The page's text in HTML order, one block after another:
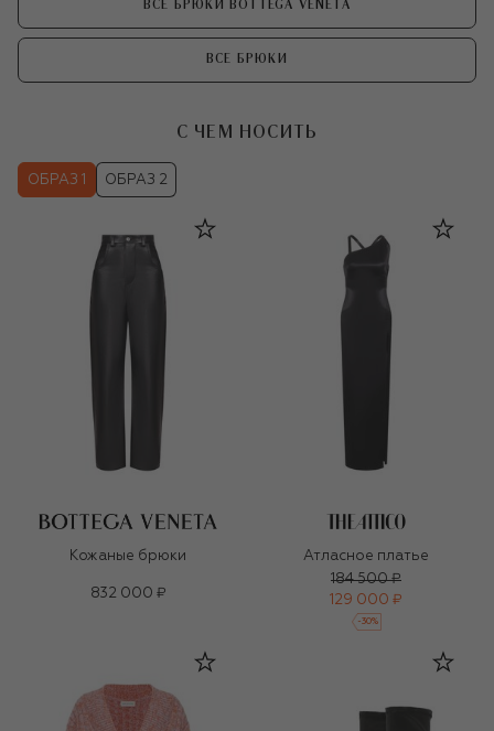
ВСЕ БРЮКИ BOTTEGA VENETA
ВСЕ БРЮКИ
С ЧЕМ НОСИТЬ
ОБРАЗ 1 ОБРАЗ 2
Кожаные брюки
832 000 ₽
Атласное платье
184 500 ₽
129 000 ₽
-30%